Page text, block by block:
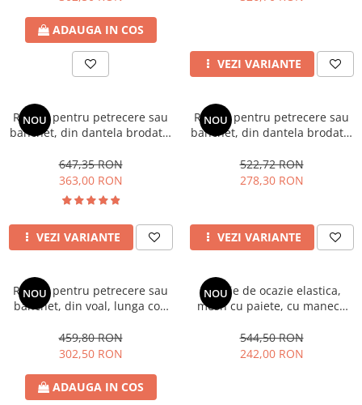
ADAUGA IN COS
VEZI VARIANTE
NOU
Rochie pentru petrecere sau
banchet, din dantela brodata,
647,35 RON
363,00 RON
VEZI VARIANTE
NOU
Rochie pentru petrecere sau
banchet, din dantela brodata,
522,72 RON
278,30 RON
VEZI VARIANTE
NOU
Rochie pentru petrecere sau
banchet, din voal, lunga cod
459,80 RON
302,50 RON
ADAUGA IN COS
NOU
Rochie de ocazie elastica,
mesh cu paiete, cu maneca
544,50 RON
242,00 RON